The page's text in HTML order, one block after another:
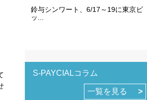
鈴与シンワート、6/17～19に東京ビ
ッ...
S-PAYCIALコラム
一覧を見る
ります。情報の主な保存
者に関する情報、サイト
を直接特定できる情報が
ライバシーの権利を尊重
否できるよう配慮してい
の Cookie に関する詳細
変更できます。ただし、